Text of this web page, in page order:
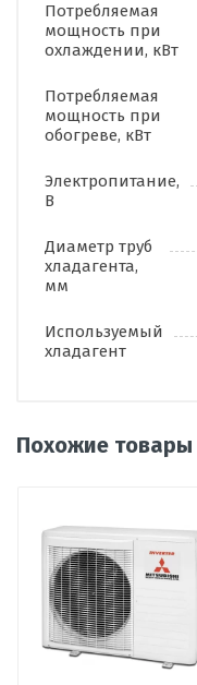
Потребляемая
мощность при
охлаждении, кВт
Потребляемая
мощность при
обогреве, кВт
Электропитание,
В
Диаметр труб
хладагента,
мм
Используемый
хладагент
Оценка
Пожалуйста,
Ваше имя
Похожие товары